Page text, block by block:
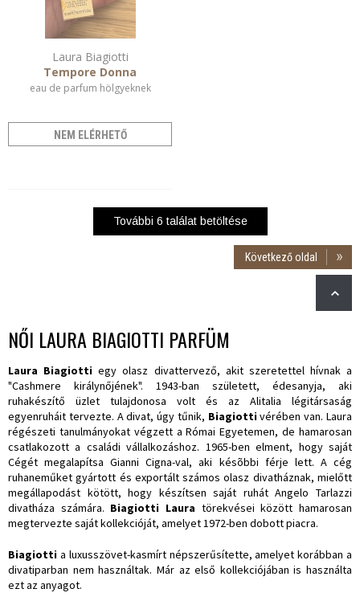
Laura Biagiotti
Tempore Donna
eau de parfum hölgyeknek
NEM ELÉRHETŐ
További 6 találat betöltése
Következő oldal
NŐI LAURA BIAGIOTTI PARFÜM
Laura Biagiotti egy olasz divattervező, akit szeretettel hívnak a
"Cashmere királynőjének". 1943-ban született, édesanyja, aki
ruhakészítő üzlet tulajdonosa volt és az Alitalia légitársaság
egyenruháit tervezte. A divat, úgy tűnik, Biagiottivérében van. Laura
régészeti tanulmányokat végzett a Római Egyetemen, de hamarosan
csatlakozott a családi vállalkozáshoz. 1965-ben elment, hogy saját
Cégét megalapítsa Gianni Cigna-val, aki késõbbi férje lett. A cég
ruhaneműket gyártott és exportált számos olasz divatháznak, mielőtt
megállapodást kötött, hogy készítsen saját ruhát Angelo Tarlazzi
divatháza számára. Biagiotti Laura törekvései között hamarosan
megtervezte saját kollekcióját, amelyet 1972-ben dobott piacra.
Biagiotti a luxusszövet-kasmírt népszerűsítette, amelyet korábban a
divatiparban nem használtak. Már az első kollekciójában is használta
ezt az anyagot.